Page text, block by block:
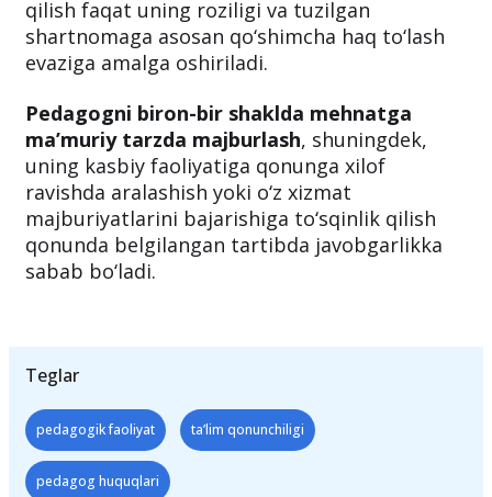
qilish faqat uning roziligi va tuzilgan
shartnomaga asosan qo‘shimcha haq to‘lash
evaziga amalga oshiriladi.
Pedagogni biron-bir shaklda mehnatga
ma’muriy tarzda majburlash, shuningdek,
uning kasbiy faoliyatiga qonunga xilof
ravishda aralashish yoki o‘z xizmat
majburiyatlarini bajarishiga to‘sqinlik qilish
qonunda belgilangan tartibda javobgarlikka
sabab bo‘ladi.
Teglar
pedagogik faoliyat ta’lim qonunchiligi
pedagog huquqlari